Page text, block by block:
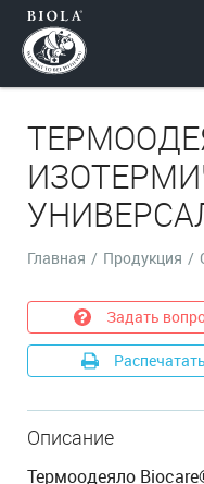
Главная / Продукция /
Задать
Распечатать
Описание
Термоодеяло